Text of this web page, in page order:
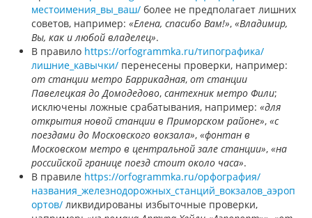
местоимения_вы_ваш/ более не предполагает лишних
советов, например: «Елена, спасибо Вам!», «Владимир,
Вы, как и любой владелец».
В правило https://orfogrammka.ru/типографика/
лишние_кавычки/ перенесены проверки, например:
от станции метро Баррикадная, от станции
Павелецкая до Домодедово, сантехник метро Фили;
исключены ложные срабатывания, например: «для
открытия новой станции в Приморском районе», «с
поездами до Московского вокзала», «фонтан в
Московском метро в центральной зале станции», «на
российской границе поезд стоит около часа».
В правиле https://orfogrammka.ru/орфография/
названия_железнодорожных_станций_вокзалов_аэроп
ортов/ ликвидированы избыточные проверки,